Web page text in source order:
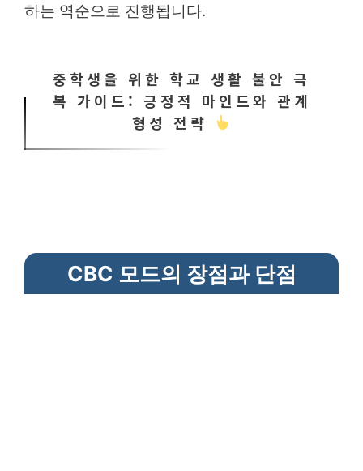
하는 역순으로 진행됩니다.
중학생을 위한 학교 생활 불안 극
복 가이드: 긍정적 마인드와 관계
형성 전략
CBC 모드의 장점과 단점